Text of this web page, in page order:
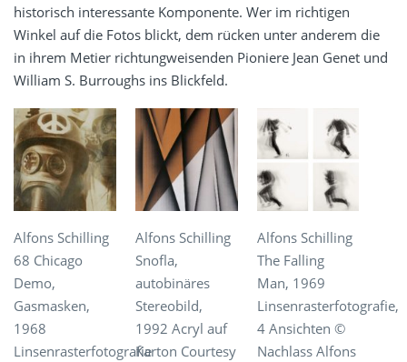
historisch interessante Komponente. Wer im richtigen
Winkel auf die Fotos blickt, dem rücken unter anderem die
in ihrem Metier richtungweisenden Pioniere Jean Genet und
William S. Burroughs ins Blickfeld.
Alfons Schilling
68 Chicago
Demo,
Gasmasken,
1968
Linsenrasterfotografie
Alfons Schilling
Snofla,
autobinäres
Stereobild,
1992 Acryl auf
Karton Courtesy
Alfons Schilling
The Falling
Man, 1969
Linsenrasterfotografie,
4 Ansichten ©
Nachlass Alfons